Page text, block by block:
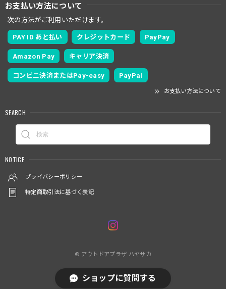
お支払い方法について
次の方法がご利用いただけます。
PAY ID あと払い クレジットカード PayPay
Amazon Pay キャリア決済
コンビニ決済またはPay-easy PayPal
お支払い方法について
SEARCH
NOTICE
プライバシーポリシー
特定商取引法に基づく表記
© アウトドアプラザ ハヤサカ
ショップに質問する